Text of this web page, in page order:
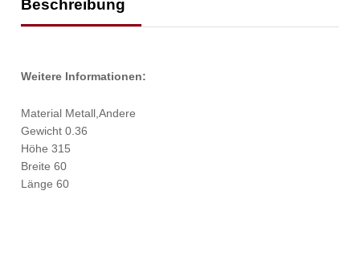
Beschreibung
Weitere Informationen:
Material Metall,Andere
Gewicht 0.36
Höhe 315
Breite 60
Länge 60